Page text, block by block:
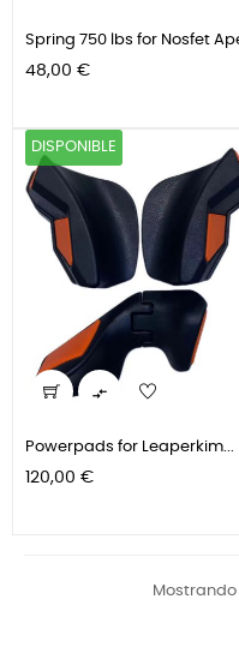
Spring 750 lbs for Nosfet
Precio
48,00 €
DISPONIBLE

Powerpads for Leaperkim...
Precio
120,00 €